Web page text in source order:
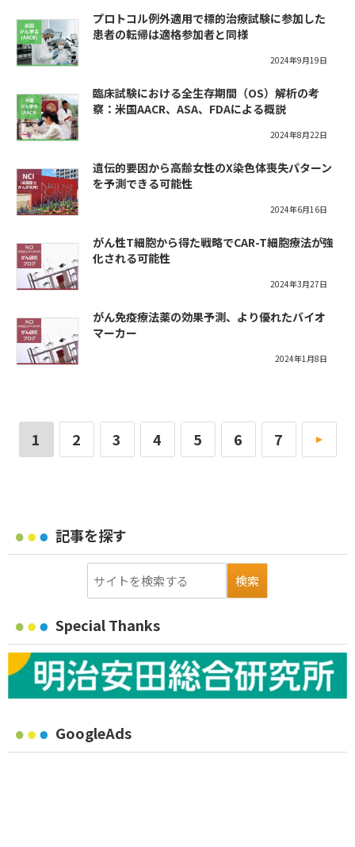
プロトコル例外適用で標的治療試験に参加した
患者の転帰は適格参加者と同様
2024年9月19日
臨床試験における全生存期間（OS）解析の考
察：米国AACR、ASA、FDAによる概説
2024年8月22日
遺伝的要因から高齢女性のX染色体喪失パターン
を予測できる可能性
2024年6月16日
がん性T細胞から得た戦略でCAR-T細胞療法が強
化される可能性
2024年3月27日
がん免疫療法薬の効果予測、より優れたバイオ
マーカー
2024年1月8日
1 2 3 4 5 6 7 »
記事を探す
Special Thanks
GoogleAds